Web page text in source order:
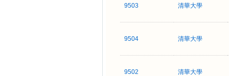
9503 清華大學
9504 清華大學
9502 清華大學